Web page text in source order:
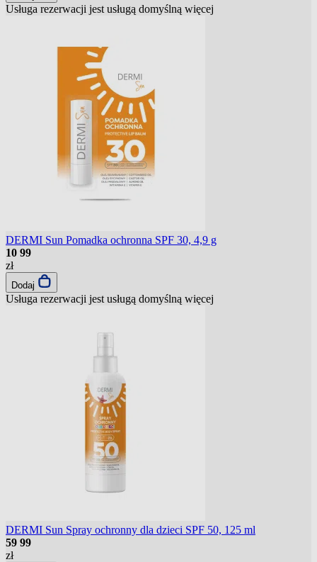
Usługa rezerwacji jest usługą domyślną więcej
DERMI Sun Pomadka ochronna SPF 30, 4,9 g
10 99
zł
Dodaj
Usługa rezerwacji jest usługą domyślną więcej
DERMI Sun Spray ochronny dla dzieci SPF 50, 125 ml
59 99
zł